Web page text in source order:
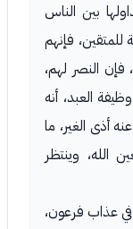
بين الناس
فإنهم
النصر لهم،
العبد، أنه
أذى الغير، ما
الله، وينتظر
عذاب فرعون،